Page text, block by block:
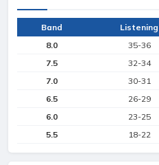
Band Listening
8.0
35-36
7.5
32-34
7.0
30-31
6.5
26-29
6.0
23-25
5.5
18-22